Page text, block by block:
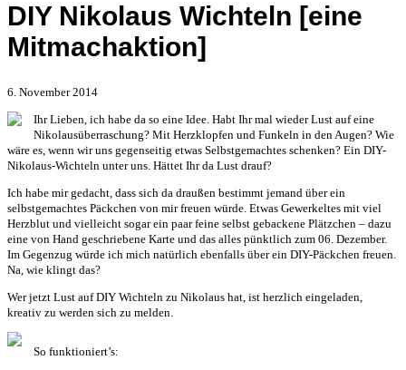
DIY Nikolaus Wichteln [eine
Mitmachaktion]
6. November 2014
Ihr Lieben, ich habe da so eine Idee. Habt Ihr mal wieder Lust auf eine
Nikolausüberraschung? Mit Herzklopfen und Funkeln in den Augen? Wie
wäre es, wenn wir uns gegenseitig etwas Selbstgemachtes schenken? Ein DIY-
Nikolaus-Wichteln unter uns. Hättet Ihr da Lust drauf?
Ich habe mir gedacht, dass sich da draußen bestimmt jemand über ein
selbstgemachtes Päckchen von mir freuen würde. Etwas Gewerkeltes mit viel
Herzblut und vielleicht sogar ein paar feine selbst gebackene Plätzchen – dazu
eine von Hand geschriebene Karte und das alles pünktlich zum 06. Dezember.
Im Gegenzug würde ich mich natürlich ebenfalls über ein DIY-Päckchen freuen.
Na, wie klingt das?
Wer jetzt Lust auf DIY Wichteln zu Nikolaus hat, ist herzlich eingeladen,
kreativ zu werden sich zu melden.
So funktioniert’s: